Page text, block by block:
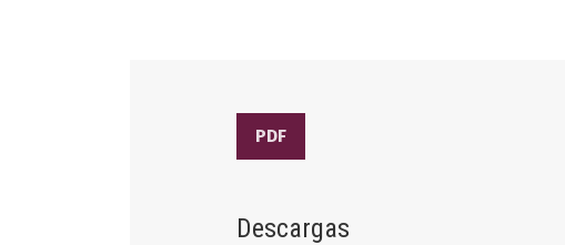
PDF
Descargas